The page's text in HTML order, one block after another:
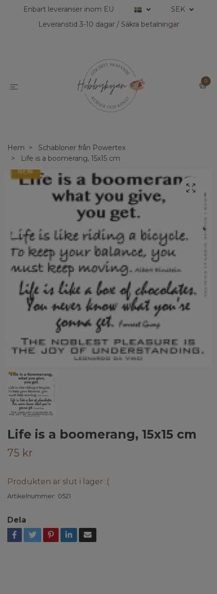
Enbart leveranser inom EU
SEK
Leveranstid 3-10 dagar / Säkra betalningar
0
Hem
Schabloner från Powertex
Life is a boomerang, 15x15 cm
Life is a boomerang, 15x15 cm
75 kr
Produkten är slut i lager :(
Artikelnummer: 0521
Dela